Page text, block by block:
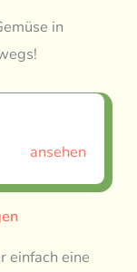
in
ansehen
einfach eine